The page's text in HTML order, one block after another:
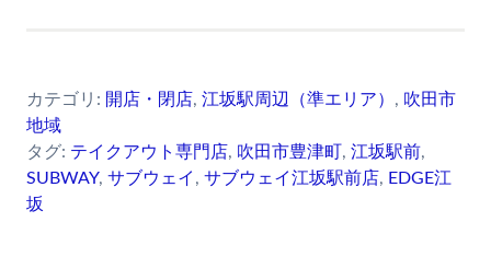
カテゴリ: 開店・閉店, 江坂駅周辺（準エリア） , 吹田市
地域
タグ: テイクアウト専門店, 吹田市豊津町 , 江坂駅前,
SUBWAY, サブウェイ , サブウェイ江坂駅前店, EDGE江
坂